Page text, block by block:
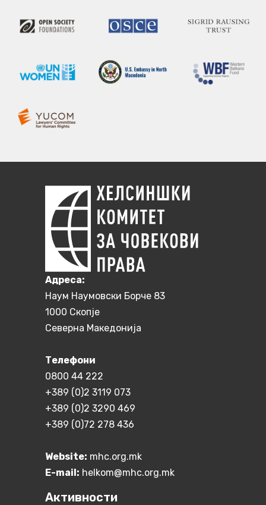
Aдреса:
Наум Наумовски Борче 83
1000 Скопје
Северна Македонија
Телефони
0800 44 222
+389 (0)2 3119 073
+389 (0)2 3290 469
+389 (0)72 278 436
Website: mhc.org.mk
E-mail: helkom@mhc.org.mk
Активности